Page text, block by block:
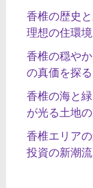
香椎の歴史
理想の住環境
香椎の穏や
の真価を探る
香椎の海と
が光る土地
香椎エリア
投資の新潮流